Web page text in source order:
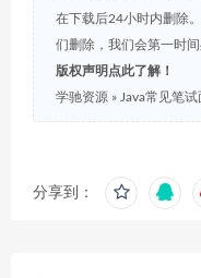
在下载后24小时内删除
们删除，我们会第一时
版权声明点此了解！
学驰资源 » Java常见笔
分享到：